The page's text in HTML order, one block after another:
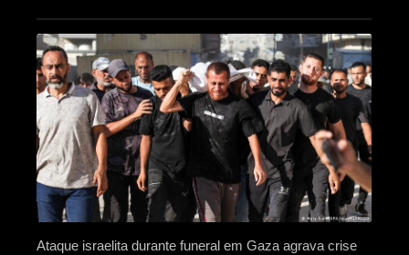
Ataque israelita durante funeral em Gaza agrava crise